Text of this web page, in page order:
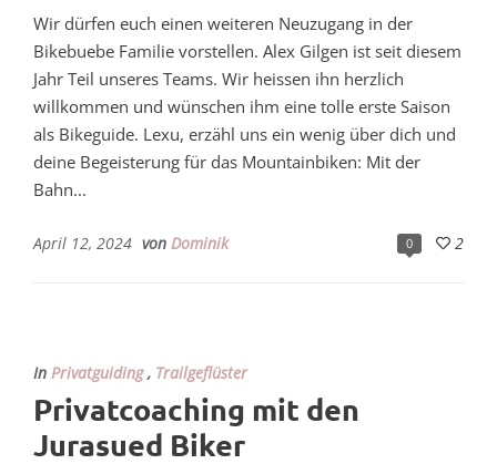
Wir dürfen euch einen weiteren Neuzugang in der
Bikebuebe Familie vorstellen. Alex Gilgen ist seit diesem
Jahr Teil unseres Teams. Wir heissen ihn herzlich
willkommen und wünschen ihm eine tolle erste Saison
als Bikeguide. Lexu, erzähl uns ein wenig über dich und
deine Begeisterung für das Mountainbiken: Mit der
Bahn...
0 2
April 12, 2024 von Dominik
In Privatguiding, Trailgeflüster
Privatcoaching mit den
Jurasued Biker